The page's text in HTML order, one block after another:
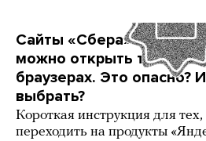
Сайты «Сбера» и других
можно открыть только в
браузерах. Это опасно?
выбрать?
Короткая инструкция для тех,
переходить на продукты